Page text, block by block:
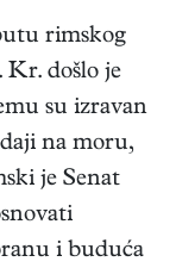
rimskog
Kr. došlo je
su izravan
na moru,
je Senat
i buduća